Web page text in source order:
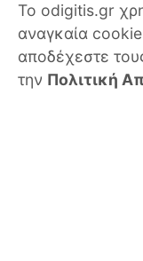
Το odigitis.gr
αναγκαία
αποδέχεστε
την Πολιτική